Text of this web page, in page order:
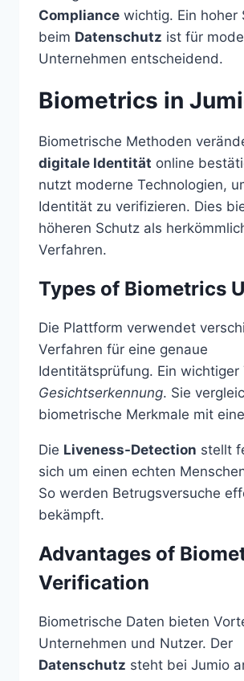
Compliance wichtig. Ein hoher
beim Datenschutz ist für
Unternehmen entscheidend.
Biometrics in
Biometrische Methoden
digitale Identität online
nutzt moderne Technologien,
Identität zu verifizieren. Dies
höheren Schutz als
Verfahren.
Types of Biometrics
Die Plattform verwendet
Verfahren für eine genaue
Identitätsprüfung. Ein wichtiger
Gesichtserkennung. Sie
biometrische Merkmale mit
Die Liveness-Detection stellt
sich um einen echten
So werden Betrugsversuche
bekämpft.
Advantages of
Verification
Biometrische Daten bieten
Unternehmen und Nutzer. Der
Datenschutz steht bei Jumio